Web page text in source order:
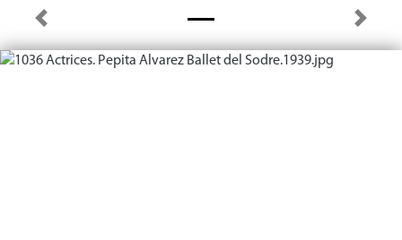
Previous Next